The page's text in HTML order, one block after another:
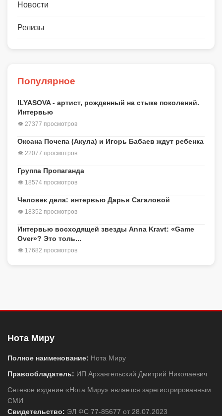
Новости
Релизы
Популярное
ILYASOVA - артист, рожденный на стыке поколений.
Интервью
👁 27377 просмотров
Оксана Почепа (Акула) и Игорь Бабаев ждут ребенка
👁 22077 просмотров
Группа Пропаганда
👁 18574 просмотров
Человек дела: интервью Дарьи Сагаловой
👁 18352 просмотров
Интервью восходящей звезды Anna Kravt: «Game
Over»? Это толь...
👁 17682 просмотров
Нота Миру
Полное наименование: Нота Миру
Правообладатель: ИП Архангельский Дмитрий Николаевич
Сетевое издание «Нота Миру» является зарегистрированным
СМИ
Свидетельство: ЭЛ ФС 77-85677 от 28.07.2023